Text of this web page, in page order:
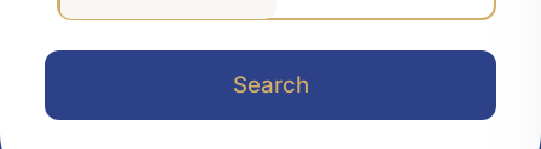
Search